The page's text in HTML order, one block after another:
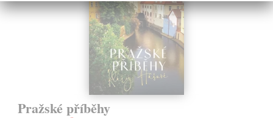
Pražské příběhy